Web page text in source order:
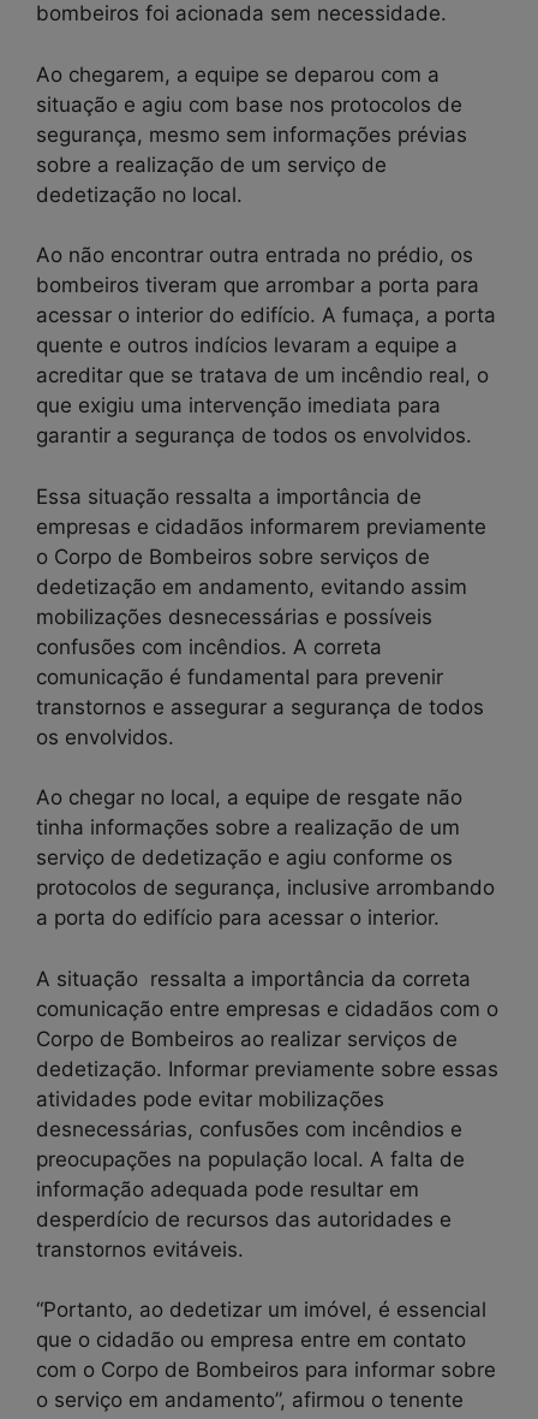
bombeiros foi acionada sem necessidade.
Ao chegarem, a equipe se deparou com a
situação e agiu com base nos protocolos de
segurança, mesmo sem informações prévias
sobre a realização de um serviço de
dedetização no local.
Ao não encontrar outra entrada no prédio, os
bombeiros tiveram que arrombar a porta para
acessar o interior do edifício. A fumaça, a porta
quente e outros indícios levaram a equipe a
acreditar que se tratava de um incêndio real, o
que exigiu uma intervenção imediata para
garantir a segurança de todos os envolvidos.
Essa situação ressalta a importância de
empresas e cidadãos informarem previamente
o Corpo de Bombeiros sobre serviços de
dedetização em andamento, evitando assim
mobilizações desnecessárias e possíveis
confusões com incêndios. A correta
comunicação é fundamental para prevenir
transtornos e assegurar a segurança de todos
os envolvidos.
Ao chegar no local, a equipe de resgate não
tinha informações sobre a realização de um
serviço de dedetização e agiu conforme os
protocolos de segurança, inclusive arrombando
a porta do edifício para acessar o interior.
A situação ressalta a importância da correta
comunicação entre empresas e cidadãos com o
Corpo de Bombeiros ao realizar serviços de
dedetização. Informar previamente sobre essas
atividades pode evitar mobilizações
desnecessárias, confusões com incêndios e
preocupações na população local. A falta de
informação adequada pode resultar em
desperdício de recursos das autoridades e
transtornos evitáveis.
“Portanto, ao dedetizar um imóvel, é essencial
que o cidadão ou empresa entre em contato
com o Corpo de Bombeiros para informar sobre
o serviço em andamento”, afirmou o tenente